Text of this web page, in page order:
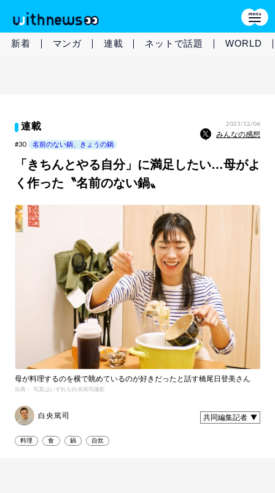
新着 マンガ 連載 ネットで話題 WORLD
連載 2023/12/06
みんなの感想
#30 名前のない鍋、きょうの鍋
「きちんとやる自分」に満足したい…母がよ
く作った〝名前のない鍋〟
母が料理するのを横で眺めているのが好きだったと話す橋尾日登美さん
出典： 写真はいずれも白央篤司撮影
白央篤司 共同編集記者
料理 食 鍋 自炊